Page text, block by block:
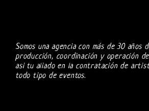
Somos una agencia con más de 30 años
producción, coordinación y operación
asi tu aliado en la contratación de
todo tipo de eventos.